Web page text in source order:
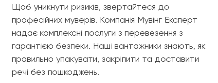
Щоб уникнути ризиків, звертайтеся до
професійних муверів. Компанія Мувінг Експерт
надає комплексні послуги з перевезення з
гарантією безпеки. Наші вантажники знають, як
правильно упакувати, закріпити та доставити
речі без пошкоджень.